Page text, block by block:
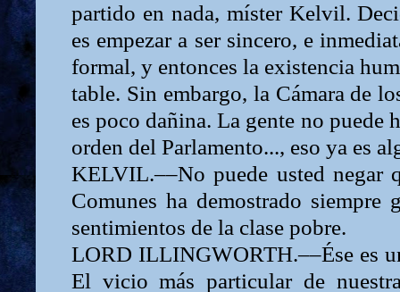
partido en nada, míster Kelvil.
es empezar a ser sincero, e
formal, y entonces la existencia
table. Sin embargo, la Cámara de
es poco dañina. La gente no puede
orden del Parlamento..., eso ya es
KELVIL.––No puede usted negar
Comunes ha demostrado siempre
sentimientos de la clase pobre.
LORD ILLINGWORTH.––Ése es
El vicio más particular de